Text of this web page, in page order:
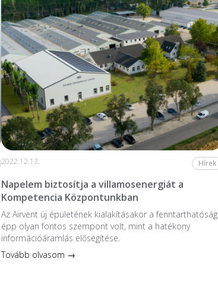
2022.12.13. Hírek
Napelem biztosítja a villamosenergiát a
Kompetencia Központunkban
Az Airvent új épületének kialakításakor a fenntarthatóság
épp olyan fontos szempont volt, mint a hatékony
információáramlás elősegítése.
Tovább olvasom →